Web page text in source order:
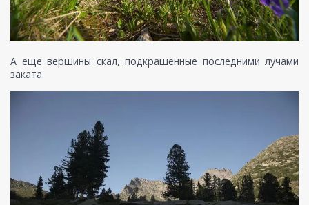
А еще вершины скал, подкрашенные последними лучами
заката.